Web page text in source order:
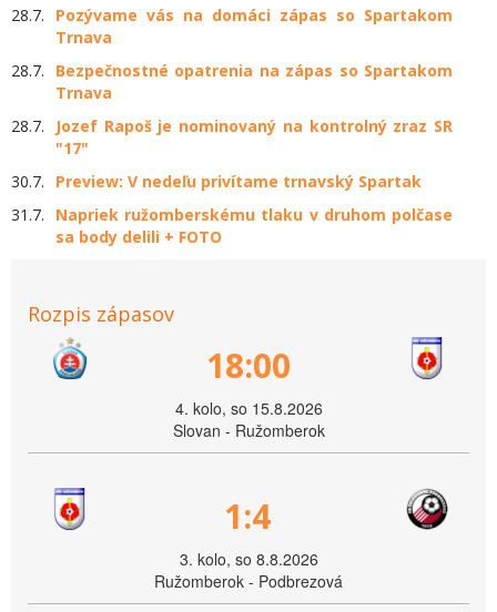
28.7.
Pozývame vás na domáci zápas so Spartakom
Trnava
28.7.
Bezpečnostné opatrenia na zápas so Spartakom
Trnava
28.7.
Jozef Rapoš je nominovaný na kontrolný zraz SR
"17"
30.7.
Preview: V nedeľu privítame trnavský Spartak
31.7.
Napriek ružomberskému tlaku v druhom polčase
sa body delili + FOTO
Rozpis zápasov
18:00
4. kolo, so 15.8.2026
Slovan - Ružomberok
1:4
3. kolo, so 8.8.2026
Ružomberok - Podbrezová